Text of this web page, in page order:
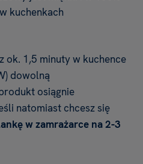
kuchenkach
ok. 1,5 minuty w kuchence
dowolną
osiągnie
natomiast chcesz się
w zamrażarce na 2-3